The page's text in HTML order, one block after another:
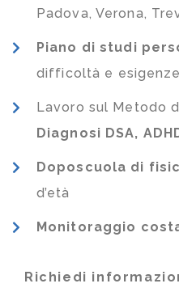
Padova, Verona,
Piano di studi
difficoltà e
Lavoro sul Metodo
Diagnosi DSA,
Doposcuola di
d’età
Monitoraggio
Richiedi